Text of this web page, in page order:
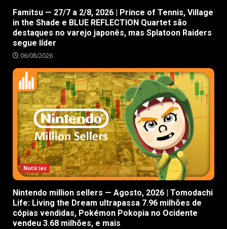
Famitsu — 27/7 a 2/8, 2026 | Prince of Tennis, Village
in the Shade e BLUE REFLECTION Quartet são
destaques no varejo japonês, mas Splatoon Raiders
segue líder
06/08/2026
Notícias
Nintendo million sellers — Agosto, 2026 | Tomodachi
Life: Living the Dream ultrapassa 7.96 milhões de
cópias vendidas, Pokémon Pokopia no Ocidente
vendeu 3.68 milhões, e mais